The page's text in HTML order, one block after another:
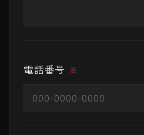
電話番号 ※